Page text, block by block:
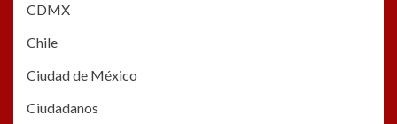
CDMX
Chile
Ciudad de México
Ciudadanos